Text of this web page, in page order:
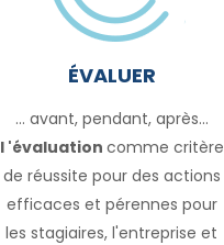
ÉVALUER
... avant, pendant, après...
l 'évaluation comme critère
de réussite pour des actions
efficaces et pérennes pour
les stagiaires, l'entreprise et